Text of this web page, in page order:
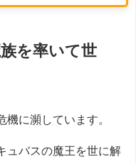
を率いて世
に瀕しています。
ュバスの魔王を世に解